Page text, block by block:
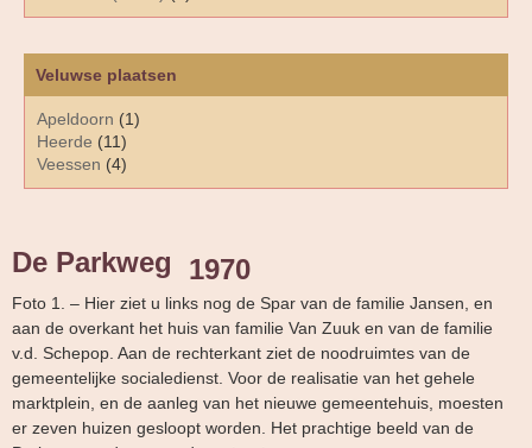
Veluwse plaatsen
Apeldoorn (1)
Heerde (11)
Veessen (4)
De Parkweg 1970
Foto 1. – Hier ziet u links nog de Spar van de familie Jansen, en
aan de overkant het huis van familie Van Zuuk en van de familie
v.d. Schepop. Aan de rechterkant ziet de noodruimtes van de
gemeentelijke socialedienst. Voor de realisatie van het gehele
marktplein, en de aanleg van het nieuwe gemeentehuis, moesten
er zeven huizen gesloopt worden. Het prachtige beeld van de